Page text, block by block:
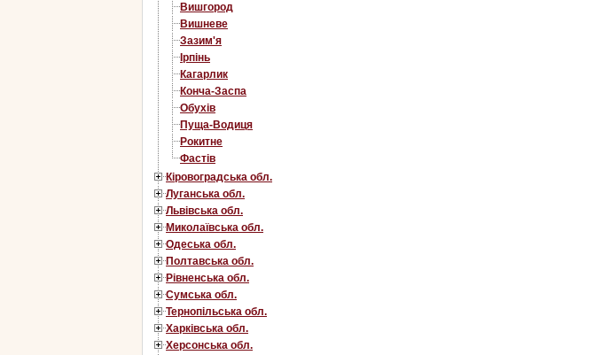
Вишгород
Вишневе
Зазим'я
Ірпінь
Кагарлик
Конча-Заспа
Обухів
Пуща-Водиця
Рокитне
Фастів
Кіровоградська обл.
Луганська обл.
Львівська обл.
Миколаївська обл.
Одеська обл.
Полтавська обл.
Рівненська обл.
Сумська обл.
Тернопільська обл.
Харківська обл.
Херсонська обл.